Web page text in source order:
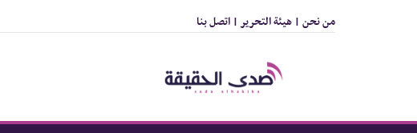
من نحن | هيئة التحرير | اتصل بنا